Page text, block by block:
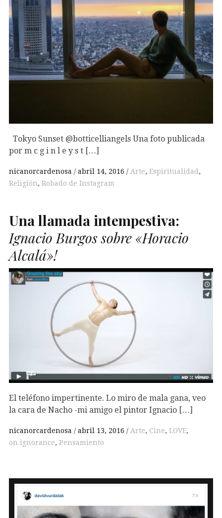
Tokyo Sunset @botticelliangels Una foto publicada
por m c g i n l e y s t […]
nicanorcardenosa abril 14, 2016 Arte, Espiritualidad ,
Religión, Robado de Instagram
Una llamada intempestiva:
Ignacio Burgos sobre «Horacio
Alcalá»!
El teléfono impertinente. Lo miro de mala gana, veo
la cara de Nacho -mi amigo el pintor Ignacio […]
nicanorcardenosa abril 13, 2016 Arte, Cine, LOVE,
on.ignorance, Pensamiento